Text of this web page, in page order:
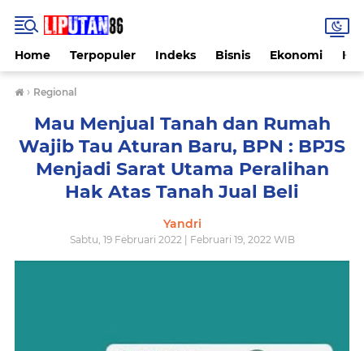
Home Terpopuler Indeks Bisnis Ekonomi
› Regional
Mau Menjual Tanah dan Rumah
Wajib Tau Aturan Baru, BPN : BPJS
Menjadi Sarat Utama Peralihan
Hak Atas Tanah Jual Beli
Yandri
Sabtu, 19 Februari 2022 | Februari 19, 2022 WIB